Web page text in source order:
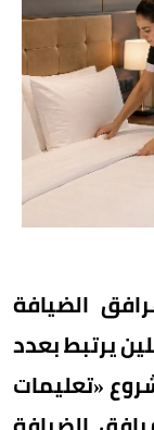
الضيافة
يرتبط بعدد
«تعليمات